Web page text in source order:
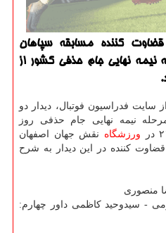
قضاوت كننده مسابقه سپاهان
نیمه نهایی جام حذفی كشور از
سایت فدراسیون فوتبال، دیدار دو
نیمه نهایی جام حذفی روز
ورزشگاه نقش جهان اصفهان
كننده در این دیدار به شرح
منصوری
- سیدوحید كاظمی داور چهارم: